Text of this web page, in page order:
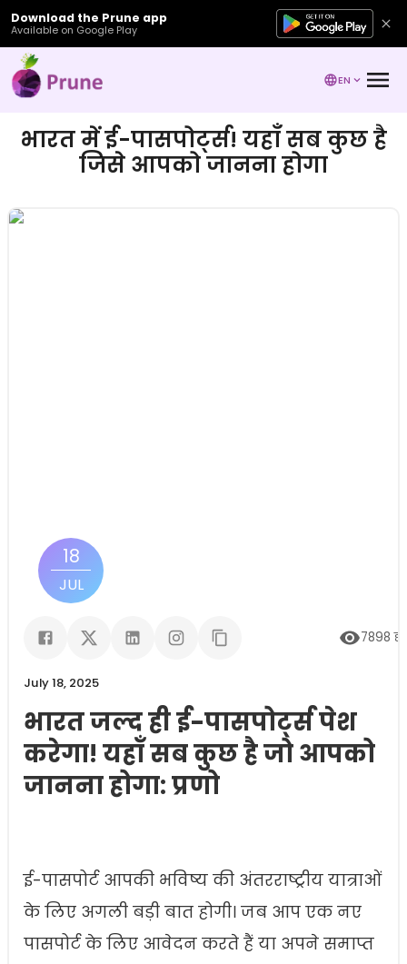
Download the Prune app
Available on Google Play
EN
भारत में ई-पासपोर्ट्स! यहाँ सब कुछ है
जिसे आपको जानना होगा
18
JUL
7898
July 18, 2025
भारत जल्द ही ई-पासपोर्ट्स पेश
करेगा! यहाँ सब कुछ है जो आपको
जानना होगा: प्रणो
ई-पासपोर्ट आपकी भविष्य की अंतरराष्ट्रीय यात्राओं
के लिए अगली बड़ी बात होगी। जब आप एक नए
पासपोर्ट के लिए आवेदन करते हैं या अपने समाप्त